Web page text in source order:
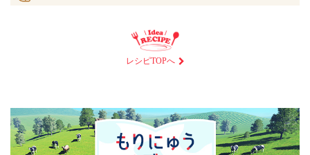
レシピTOPへ